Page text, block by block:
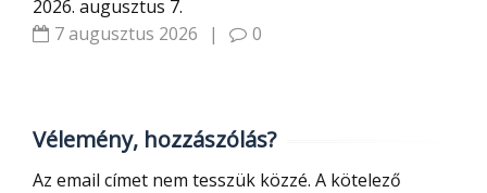
2026. augusztus 7.
7 augusztus 2026
| 0
Vélemény, hozzászólás?
Az email címet nem tesszük közzé. A kötelező